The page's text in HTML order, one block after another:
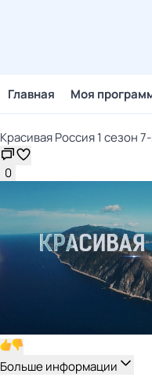
Главная Моя
Красивая Россия 1 сезон
0
Больше информации